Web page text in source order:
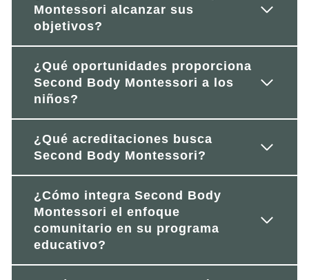
Montessori alcanzar sus
objetivos?
¿Qué oportunidades proporciona
Second Body Montessori a los
niños?
¿Qué acreditaciones busca
Second Body Montessori?
¿Cómo integra Second Body
Montessori el enfoque
comunitario en su programa
educativo?